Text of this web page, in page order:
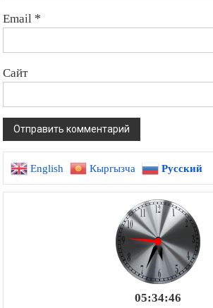
Email *
Сайт
English Кыргызча Русский
05:34:47